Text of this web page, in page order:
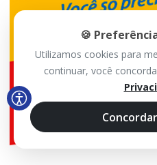
🍪
Utilizamos cookies para
continuar, você